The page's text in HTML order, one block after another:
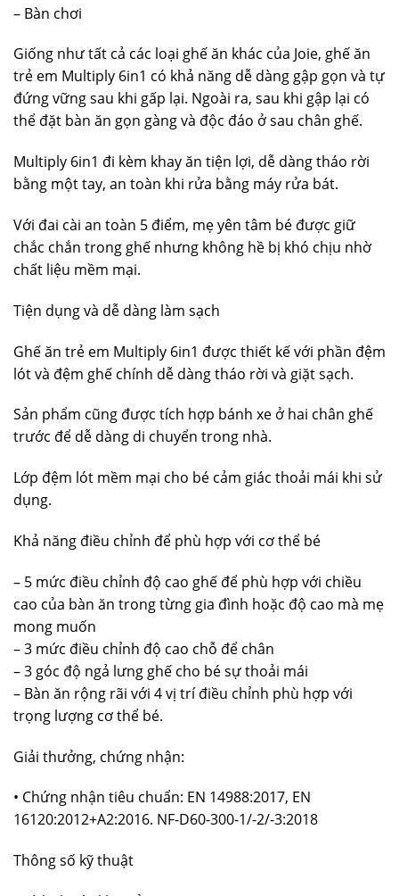
– Bàn chơi
Giống như tất cả các loại ghế ăn khác của Joie, ghế ăn
trẻ em Multiply 6in1 có khả năng dễ dàng gập gọn và tự
đứng vững sau khi gấp lại. Ngoài ra, sau khi gập lại có
thể đặt bàn ăn gọn gàng và độc đáo ở sau chân ghế.
Multiply 6in1 đi kèm khay ăn tiện lợi, dễ dàng tháo rời
bằng một tay, an toàn khi rửa bằng máy rửa bát.
Với đai cài an toàn 5 điểm, mẹ yên tâm bé được giữ
chắc chắn trong ghế nhưng không hề bị khó chịu nhờ
chất liệu mềm mại.
Tiện dụng và dễ dàng làm sạch
Ghế ăn trẻ em Multiply 6in1 được thiết kế với phần đệm
lót và đệm ghế chính dễ dàng tháo rời và giặt sạch.
Sản phẩm cũng được tích hợp bánh xe ở hai chân ghế
trước để dễ dàng di chuyển trong nhà.
Lớp đệm lót mềm mại cho bé cảm giác thoải mái khi sử
dụng.
Khả năng điều chỉnh để phù hợp với cơ thể bé
– 5 mức điều chỉnh độ cao ghế để phù hợp với chiều
cao của bàn ăn trong từng gia đình hoặc độ cao mà mẹ
mong muốn
– 3 mức điều chỉnh độ cao chỗ để chân
– 3 góc độ ngả lưng ghế cho bé sự thoải mái
– Bàn ăn rộng rãi với 4 vị trí điều chỉnh phù hợp với
trọng lượng cơ thể bé.
Giải thưởng, chứng nhận:
• Chứng nhận tiêu chuẩn: EN 14988:2017, EN
16120:2012+A2:2016. NF-D60-300-1/-2/-3:2018
Thông số kỹ thuật